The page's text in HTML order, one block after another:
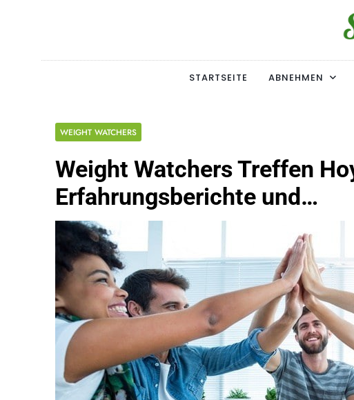
MAGERSUCHT. BULIMIE.
STARTSEITE
ABNEHMEN
WEIGHT WATCHERS
Weight Watchers Treffen
Erfahrungsberichte und…